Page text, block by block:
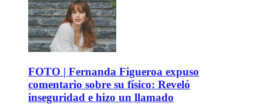
FOTO | Fernanda Figueroa expuso
comentario sobre su físico: Reveló
inseguridad e hizo un llamado